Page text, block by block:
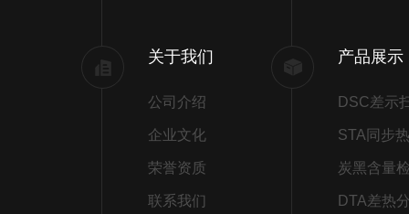
关于我们
公司介绍
企业文化
荣誉资质
联系我们
产品展示
炭黑含量
DTA差热